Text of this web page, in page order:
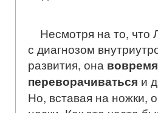
Несмотря на то, что
с диагнозом
развития, она
переворачиваться и
Но, вставая на ножки,